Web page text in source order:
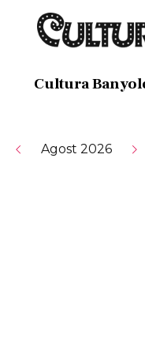
Cultura
Agost 2026